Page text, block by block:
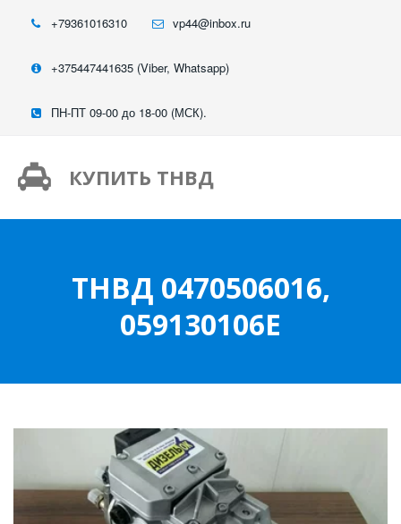
+79361016310 vp44@inbox.ru
+375447441635 (Viber, Whatsapp)
ПН-ПТ 09-00 до 18-00 (МСК).
КУПИТЬ ТНВД
ТНВД 0470506016,
059130106E